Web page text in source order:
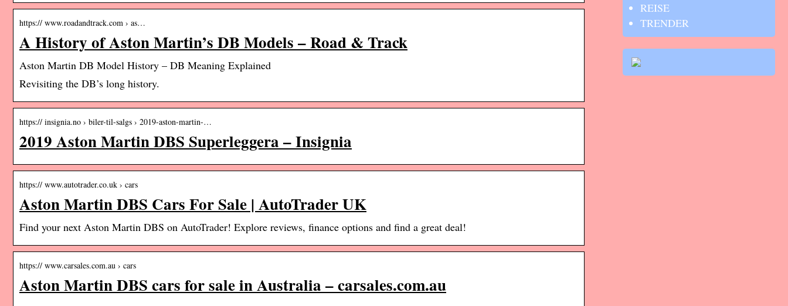
https:// www.roadandtrack.com › as…
A History of Aston Martin’s DB Models – Road & Track
Aston Martin DB Model History – DB Meaning Explained
Revisiting the DB’s long history.
https:// insignia.no › biler-til-salgs › 2019-aston-martin-…
2019 Aston Martin DBS Superleggera – Insignia
https:// www.autotrader.co.uk › cars
Aston Martin DBS Cars For Sale | AutoTrader UK
Find your next Aston Martin DBS on AutoTrader! Explore reviews, finance options and find a great deal!
https:// www.carsales.com.au › cars
Aston Martin DBS cars for sale in Australia – carsales.com.au
REISE
TRENDER